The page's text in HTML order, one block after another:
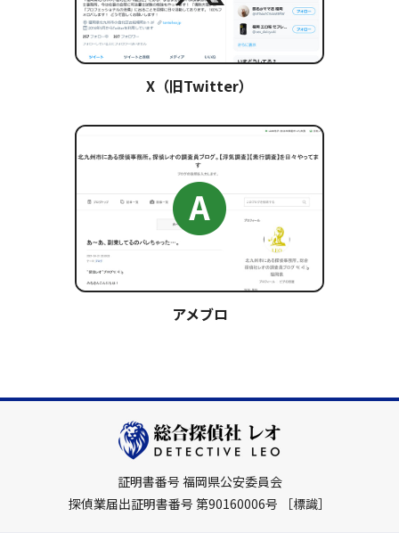
X（旧Twitter）
アメブロ
証明書番号 福岡県公安委員会
探偵業届出証明書番号 第90160006号
［標識］